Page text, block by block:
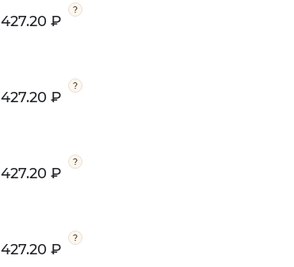
427.20 ₽
427.20 ₽
427.20 ₽
427.20 ₽